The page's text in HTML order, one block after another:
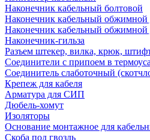
Наконечник кабельный болтовой
Наконечник кабельный
Наконечник кабельный обжимной
Наконечник-гильза
Разъем штекер, вилка, крюк,
Соединители с припоем в
Соединитель слаботочный
Крепеж для кабеля
Арматура для СИП
Дюбель-хомут
Изоляторы
Основание монтажное для
Скоба под гвоздь